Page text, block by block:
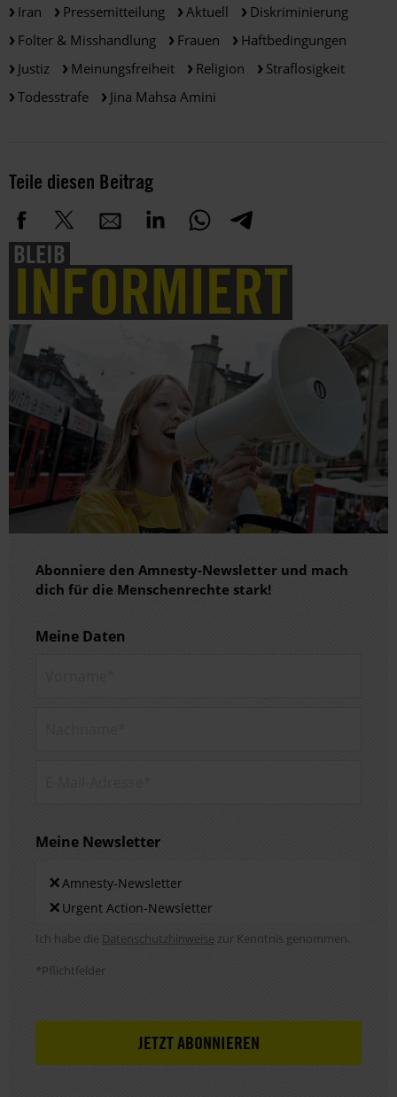
Iran Pressemitteilung Aktuell
Diskriminierung
Folter & Misshandlung
Frauen
Haftbedingungen
Justiz
Meinungsfreiheit Religion
Straflosigkeit
Todesstrafe
Jina Mahsa Amini
Teile diesen Beitrag
BLEIB
INFORMIERT
Abonniere den Amnesty-Newsletter und mach
dich für die Menschenrechte stark!
Meine Daten
Meine Newsletter
×Amnesty-Newsletter
× Urgent Action-Newsletter
Hinweis DSE
Ich habe die Datenschutzhinweise zur Kenntnis genommen.
*Pflichtfelder